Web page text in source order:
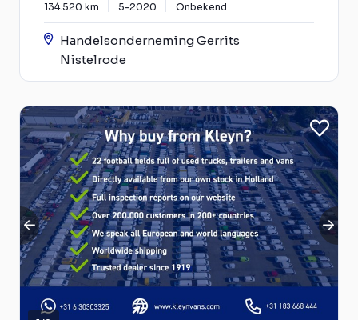
134.520 km 5-2020 Onbekend
Handelsonderneming Gerrits
Nistelrode